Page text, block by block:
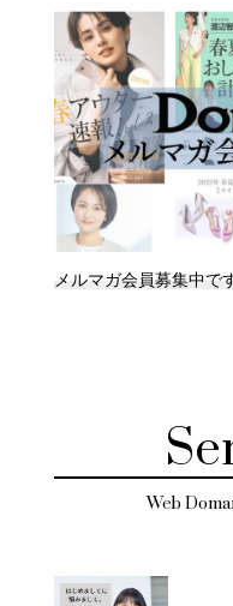
メルマガ会員募集中で
Web